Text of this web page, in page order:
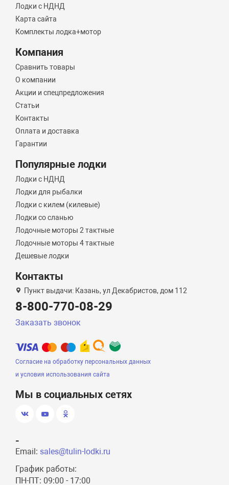
Лодки с НДНД
Карта сайта
Комплекты лодка+мотор
Компания
Сравнить товары
О компании
Акции и спецпредложения
Статьи
Контакты
Оплата и доставка
Гарантии
Популярные лодки
Лодки с НДНД
Лодки для рыбалки
Лодки с килем (килевые)
Лодки со сланью
Лодочные моторы 2 тактные
Лодочные моторы 4 тактные
Дешевые лодки
Контакты
Пункт выдачи: Казань, ул Декабристов, дом 112
8-800-770-08-29
Заказать звонок
Согласие на обработку персональных данных
и условия использования сайта
Мы в социальных сетях
-
Email: sales@tulin-lodki.ru
График работы:
ПН-ПТ: 09:00 - 17:00